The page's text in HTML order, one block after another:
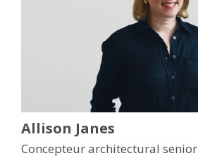
Allison Janes
Concepteur architectural senior